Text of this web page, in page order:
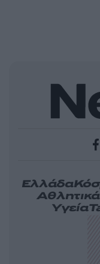
Ελλάδα
Αθλητικά
Υγεία